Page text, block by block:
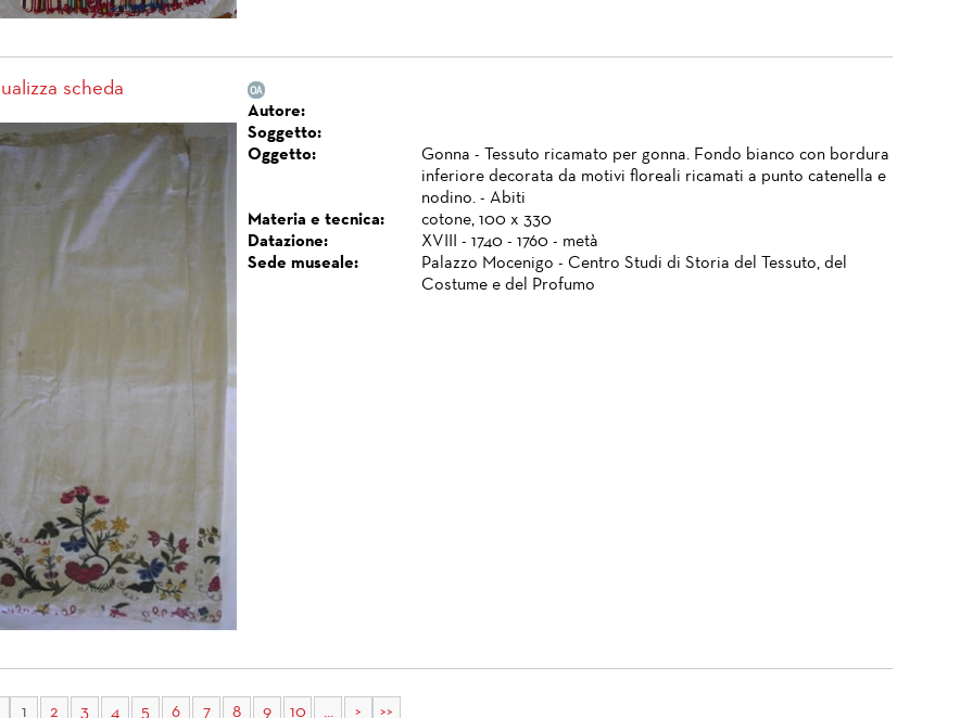
scheda
Autore:
Soggetto:
Oggetto:
Gonna - Tessuto ricamato per gonna. Fondo bianco con bordura
inferiore decorata da motivi floreali ricamati a punto catenella e
nodino. - Abiti
Materia e tecnica:
cotone, 100 x 330
Datazione:
XVIII - 1740 - 1760 - metà
Sede museale:
Palazzo Mocenigo - Centro Studi di Storia del Tessuto, del
Costume e del Profumo
1 2 3 4 5 6 7 8 9 10 ... > >>